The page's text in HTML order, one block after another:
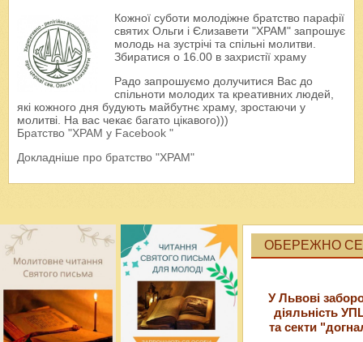
Кожної суботи молодіжне братство парафії
святих Ольги і Єлизавети "ХРАМ" запрошує
молодь на зустрічі та спільні молитви.
Збиратися о 16.00 в захристії храму
Радо запрошуємо долучитися Вас до
спільноти молодих та креативних людей,
які кожного дня будують майбутнє храму, зростаючи у
молитві. На вас чекає багато цікавого)))
Братство "ХРАМ у Facebook "
Докладніше про братство "ХРАМ"
ОБЕРЕЖНО
У Львові
діяльність
та секти